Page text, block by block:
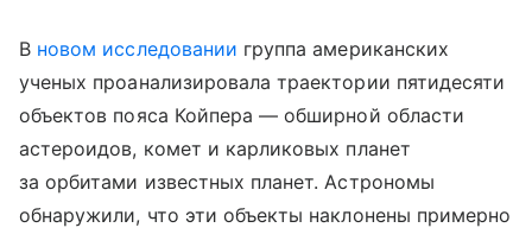
В новом исследовании группа американских
ученых проанализировала траектории пятидесяти
объектов пояса Койпера — обширной области
астероидов, комет и карликовых планет
за орбитами известных планет. Астрономы
обнаружили, что эти объекты наклонены примерно